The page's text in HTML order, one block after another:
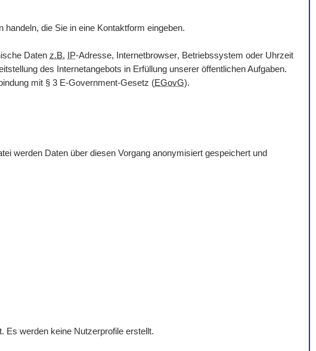
die Sie in eine Kontaktform eingeben.
Daten z.B. IP-Adresse, Internetbrowser, Betriebssystem oder Uhrzeit
des Internetangebots in Erfüllung unserer öffentlichen Aufgaben.
mit § 3 E-Government-Gesetz (EGovG).
werden Daten über diesen Vorgang anonymisiert gespeichert und
Es werden keine Nutzerprofile erstellt.